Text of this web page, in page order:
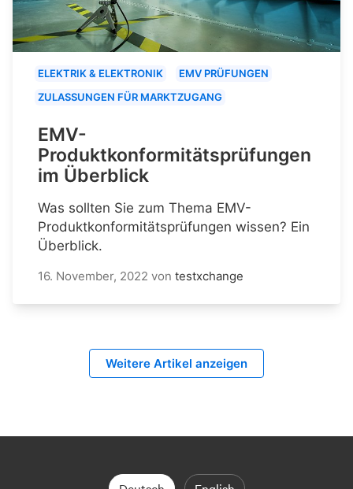
ELEKTRIK & ELEKTRONIK
EMV PRÜFUNGEN
ZULASSUNGEN FÜR MARKTZUGANG
EMV-
Produktkonformitätsprüfungen
im Überblick
Was sollten Sie zum Thema EMV-
Produktkonformitätsprüfungen wissen? Ein
Überblick.
16. November, 2022 von testxchange
Weitere Artikel anzeigen